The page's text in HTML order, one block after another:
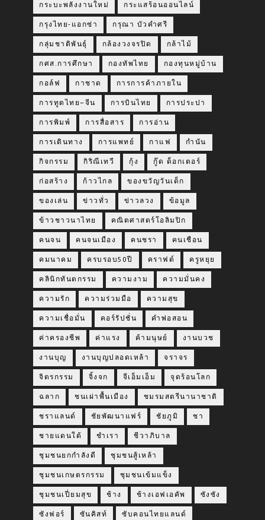
กระบะพลังงานใหม่ กระแสร้อนออนไลน์
กรุงไทย-แอกซ่า กรุณา บัวคำศรี
กลุ่มชาติพันธุ์ กล้องวงจรปิด กล้าไม้
กศส.การศึกษา กองทัพไทย กองทุนหมู่บ้าน
กอล์ฟ กาชาด การการค้าภายใน
การทูตไทย–จีน การบินไทย การประปา
การพิมพ์ การสื่อสาร การอ่าน
การเดินทาง การแพทย์ กาแฟ กำนัน
กิจกรรม กิริณีเทวี กุ้ง กู๊ด ด็อกเตอร์
ก่อสร้าง ก้าวไกล ของขวัญวันเด็ก
ของเล่น ข่าวทั่ว ข่าวลวง ข้อมูล
ข้าวชาวนาไทย คณิตศาสตร์โอลิมปิก
คนจน คนจนเมือง คนชรา คนเชือน
คมนาคม ครบรอบ50ปี คราฟต์ ครูหยุย
คลินิกทันตกรรม ความงาม ความมั่นคง
ความรัก ความร่วมมือ ความสุข
ความเชื่อมั่น คอร์รัปชั่น คำพ่อสอน
ค่าครองชีพ ค่าแรง ค้ามนุษย์ งานบวช
งานบุญ งานบุญปลอดเหล้า จราจร
จิตรกรรม จิ้งจก จีเอ็มเอ็ม จุดร้อนโลก
ฉลาก ชนเผ่าพื้นเมือง ชมรมสตรีนานาชาติ
ชราแลนด์ ชัยพัฒนาแฟร์ ชัยภูมิ ชา
ชายแดนใต้ ชำเรา ชีวาภิบาล
ชุมชนยกกำลังดี ชุมชนสู้เหล้า
ชุมชนเกษตรกรรม ชุมชนเข้มแข็ง
ชุมชนเปี่ยมสุข ช้าง ช้างเอฟเอคัพ ซังซัง
ซังฟอร์ ซันคิสท์ ซับคอนไทยแลนด์